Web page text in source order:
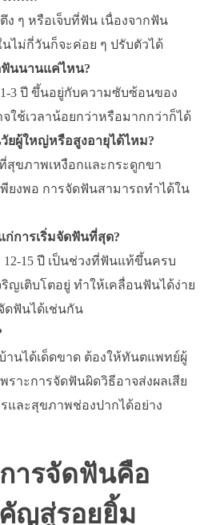
ง ๆ หรือเจ็บที่ฟัน เนื่องจากฟัน
ไม่กี่วันก็จะค่อย ๆ ปรับตัวได้
ฟันนานแค่ไหน?
3 ปี ขึ้นอยู่กับความซับซ้อนของ
ใช้เวลาน้อยกว่าหรือมากกว่าก็ได้
ยผู้ใหญ่หรือสูงอายุได้ไหม?
สุขภาพเหงือกและกระดูกขา
พียงพอ การจัดฟันสามารถทำได้ใน
ก่การเริ่มจัดฟันที่สุด?
12-15 ปี เป็นช่วงที่ฟันแท้ขึ้นครบ
ริญเติบโตอยู่ ทำให้เคลื่อนฟันได้ง่าย
ดฟันได้เช่นกัน
านได้เด็ดขาด ต้องให้ทันตแพทย์ผู้
ราะการจัดฟันผิดวิธีอาจส่งผลเสีย
และสุขภาพช่องปากได้อย่าง
ารจัดฟันคือ
ญสู่รอยยิ้ม